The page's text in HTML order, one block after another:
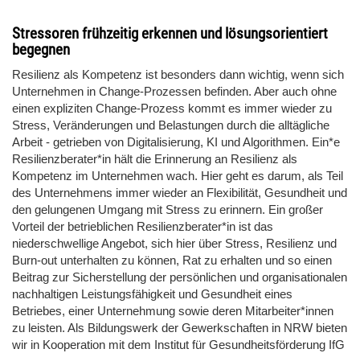
Stressoren frühzeitig erkennen und lösungsorientiert
begegnen
Resilienz als Kompetenz ist besonders dann wichtig, wenn sich
Unternehmen in Change-Prozessen befinden. Aber auch ohne
einen expliziten Change-Prozess kommt es immer wieder zu
Stress, Veränderungen und Belastungen durch die alltägliche
Arbeit - getrieben von Digitalisierung, KI und Algorithmen. Ein*e
Resilienzberater*in hält die Erinnerung an Resilienz als
Kompetenz im Unternehmen wach. Hier geht es darum, als Teil
des Unternehmens immer wieder an Flexibilität, Gesundheit und
den gelungenen Umgang mit Stress zu erinnern. Ein großer
Vorteil der betrieblichen Resilienzberater*in ist das
niederschwellige Angebot, sich hier über Stress, Resilienz und
Burn-out unterhalten zu können, Rat zu erhalten und so einen
Beitrag zur Sicherstellung der persönlichen und organisationalen
nachhaltigen Leistungsfähigkeit und Gesundheit eines
Betriebes, einer Unternehmung sowie deren Mitarbeiter*innen
zu leisten. Als Bildungswerk der Gewerkschaften in NRW bieten
wir in Kooperation mit dem Institut für Gesundheitsförderung IfG